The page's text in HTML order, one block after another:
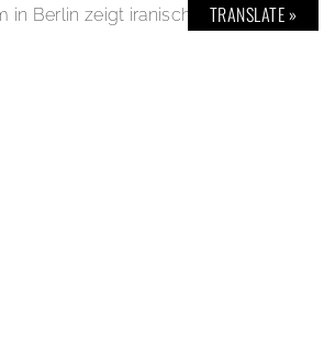
in Berlin zeigt iranische
TRANSLATE »